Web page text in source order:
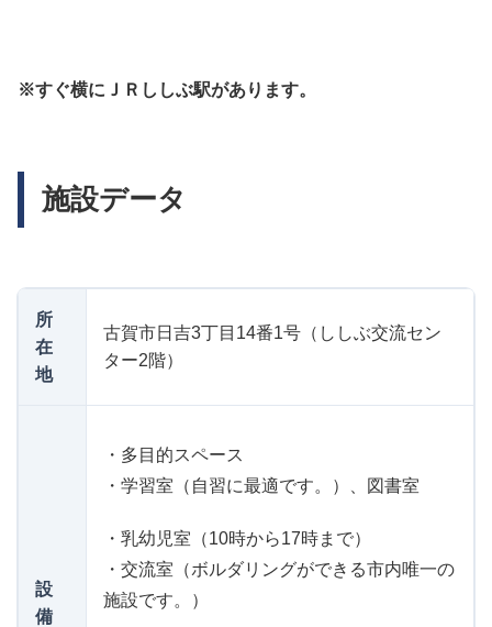
※すぐ横にＪＲししぶ駅があります。
施設データ
所
在
地
古賀市日吉3丁目14番1号（ししぶ交流セン
ター2階）
設
備
・多目的スペース
・学習室（自習に最適です。）、図書室
・乳幼児室（10時から17時まで）
・交流室（ボルダリングができる市内唯一の
施設です。）